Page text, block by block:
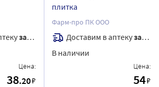
завтра
Цена:
38.20₽
плитка
Фарм-про ПК ООО
Доставим в аптекузавтра
В наличии
Цена:
54₽